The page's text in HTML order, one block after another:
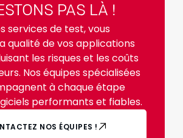
PAS LÀ !
services de test, vous
qualité de vos applications
les risques et les coûts
Nos équipes spécialisées
à chaque étape
performants et fiables.
NOS ÉQUIPES !